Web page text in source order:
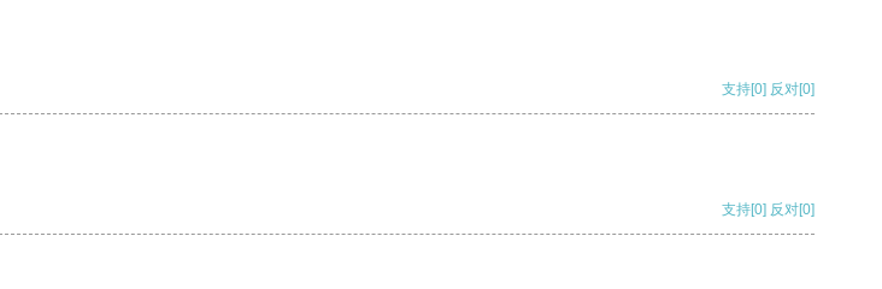
支持[0] 反对[0]
支持[0] 反对[0]